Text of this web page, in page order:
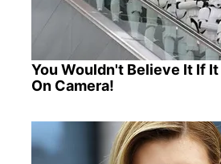
You Wouldn't Believe It If
On Camera!